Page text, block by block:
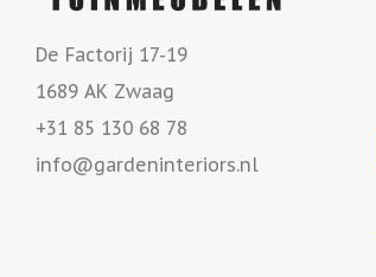
De Factorij 17-19
1689 AK Zwaag
+31 85 130 68 78
info@gardeninteriors.nl